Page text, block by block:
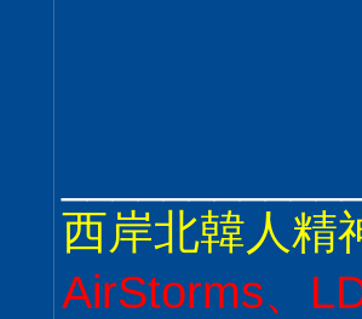
西岸北韓人精
AirStorms、